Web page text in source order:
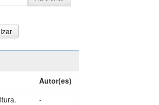
Autor(es)
-